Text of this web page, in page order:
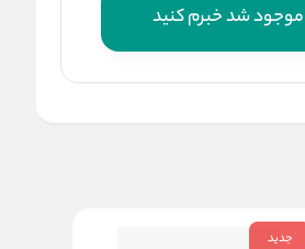
موجود شد خبرم کنید
جدید